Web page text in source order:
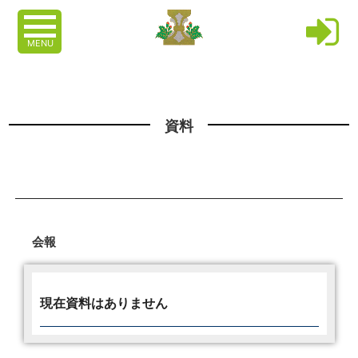
MENU
資料
会報
現在資料はありません